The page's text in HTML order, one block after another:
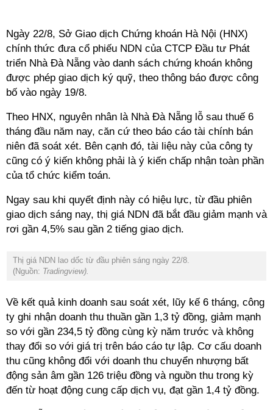
Ngày 22/8, Sở Giao dịch Chứng khoán Hà Nội (HNX)
chính thức đưa cổ phiếu NDN của CTCP Đầu tư Phát
triển Nhà Đà Nẵng vào danh sách chứng khoán không
được phép giao dịch ký quỹ, theo thông báo được công
bố vào ngày 19/8.
Theo HNX, nguyên nhân là Nhà Đà Nẵng lỗ sau thuế 6
tháng đầu năm nay, căn cứ theo báo cáo tài chính bán
niên đã soát xét. Bên cạnh đó, tài liệu này của công ty
cũng có ý kiến không phải là ý kiến chấp nhận toàn phần
của tổ chức kiểm toán.
Ngay sau khi quyết định này có hiệu lực, từ đầu phiên
giao dịch sáng nay, thị giá NDN đã bắt đầu giảm mạnh và
rơi gần 4,5% sau gần 2 tiếng giao dịch.
Thị giá NDN lao dốc từ đầu phiên sáng ngày 22/8.
(Nguồn: Tradingview).
Về kết quả kinh doanh sau soát xét, lũy kế 6 tháng, công
ty ghi nhận doanh thu thuần gần 1,3 tỷ đồng, giảm mạnh
so với gần 234,5 tỷ đồng cùng kỳ năm trước và không
thay đổi so với giá trị trên báo cáo tự lập. Cơ cấu doanh
thu cũng không đổi với doanh thu chuyển nhượng bất
động sản âm gần 126 triệu đồng và nguồn thu trong kỳ
đến từ hoạt động cung cấp dịch vụ, đạt gần 1,4 tỷ đồng.